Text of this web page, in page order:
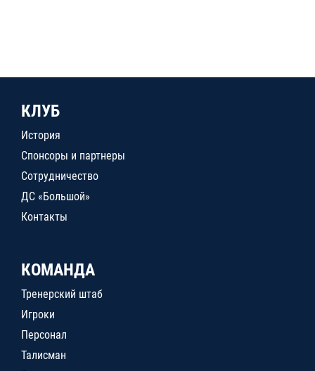
КЛУБ
История
Спонсоры и партнеры
Сотрудничество
ДС «Большой»
Контакты
КОМАНДА
Тренерский штаб
Игроки
Персонал
Талисман